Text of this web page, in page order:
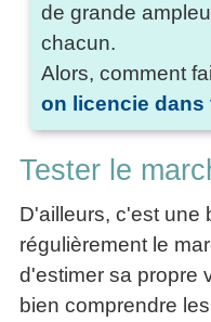
de grande
chacun.
Alors, comment
on licencie dans
Tester le
D'ailleurs, c'est une
régulièrement le
d'estimer sa propre
bien comprendre